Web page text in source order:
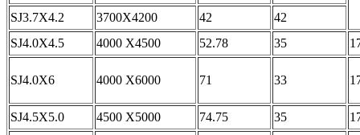
SJ3.7X4.2
3700X4200 42
42
SJ4.0X4.5
4000 X4500 52.78 35
SJ4.0X6 4000 X6000 71 33
SJ4.5X5.0 4500 X5000 74.75 35